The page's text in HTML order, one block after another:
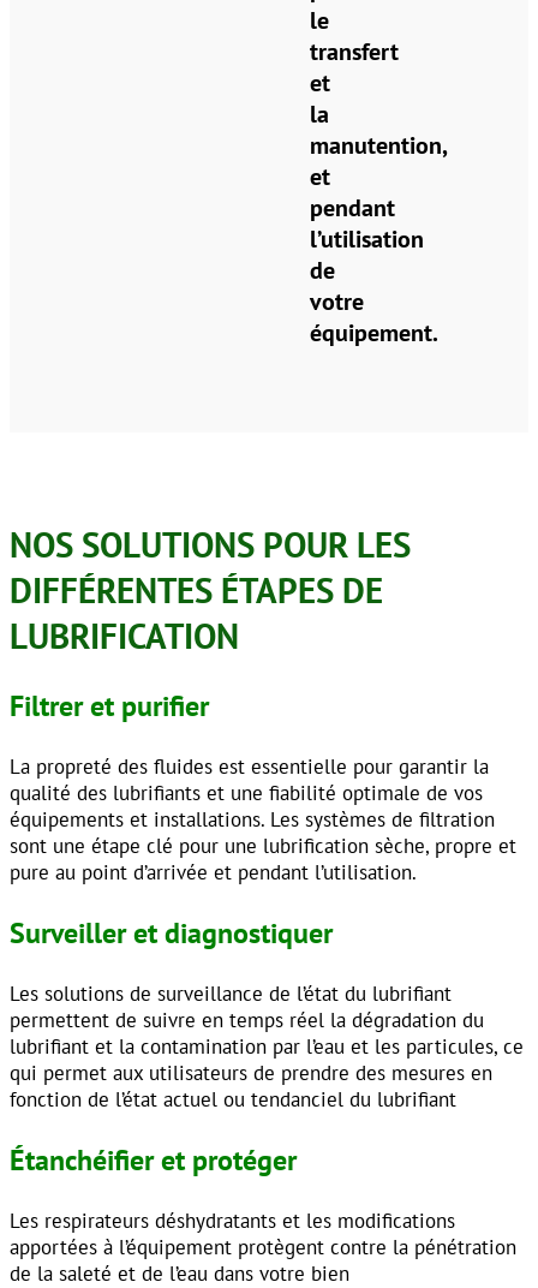
le
transfert
et
la
manutention,
et
pendant
l’utilisation
de
votre
équipement.
NOS SOLUTIONS POUR LES
DIFFÉRENTES ÉTAPES DE
LUBRIFICATION
Filtrer et purifier
La propreté des fluides est essentielle pour garantir la
qualité des lubrifiants et une fiabilité optimale de vos
équipements et installations. Les systèmes de filtration
sont une étape clé pour une lubrification sèche, propre et
pure au point d’arrivée et pendant l’utilisation.
Surveiller et diagnostiquer
Les solutions de surveillance de l’état du lubrifiant
permettent de suivre en temps réel la dégradation du
lubrifiant et la contamination par l’eau et les particules, ce
qui permet aux utilisateurs de prendre des mesures en
fonction de l’état actuel ou tendanciel du lubrifiant
Étanchéifier et protéger
Les respirateurs déshydratants et les modifications
apportées à l’équipement protègent contre la pénétration
de la saleté et de l’eau dans votre bien